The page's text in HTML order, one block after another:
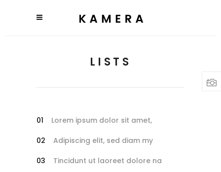
LISTS
Lorem ipsum dolor sit amet,
Adipiscing elit, sed diam my
Tincidunt ut laoreet dolore na